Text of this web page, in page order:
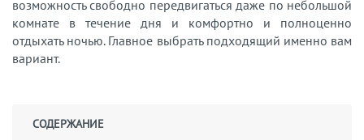
возможность свободно передвигаться даже по небольшой
комнате в течение дня и комфортно и полноценно
отдыхать ночью. Главное выбрать подходящий именно вам
вариант.
СОДЕРЖАНИЕ